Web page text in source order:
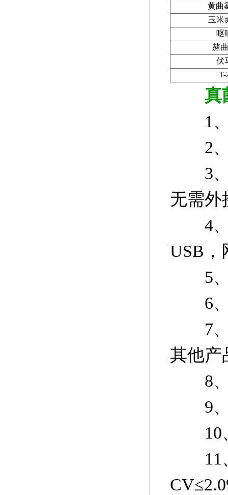
黄曲
玉米
呕
赭
伏
T-
真
1、
2、
3、
无需外
4、
USB，
5、
6、
7、
其他产
8、
9、
10、
11、